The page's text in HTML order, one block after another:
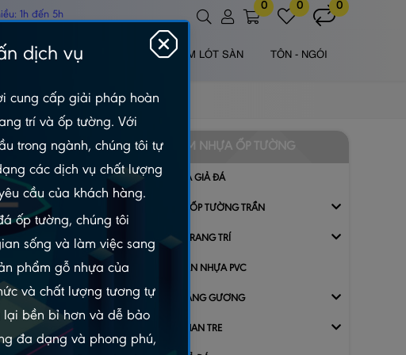
1h đến 5h
0 0 0
GỖ NHỰA NGOÀI TRỜI TẤM LÓT SÀN TÔN - NGÓI
TẤM NHỰA ỐP TƯỜNG
TẤM NHỰA GIẢ ĐÁ
GỖ NHỰA ỐP TƯỜNG TRẦN
PHỤ KIỆN TRANG TRÍ
VÁCH NGĂN NHỰA PVC
TRANH TRÁNG GƯƠNG
TẤM ỐP THAN TRE
dịch vụ
cung cấp giải pháp hoàn
trí và ốp tường. Với
trong ngành, chúng tôi tự
các dịch vụ chất lượng
cầu của khách hàng.
ốp tường, chúng tôi
sống và làm việc sang
phẩm gỗ nhựa của
và chất lượng tương tự
lại bền bỉ hơn và dễ bảo
đa dạng và phong phú,